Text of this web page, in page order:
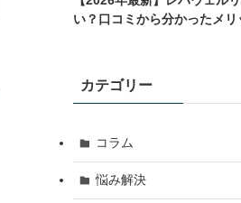
い？口コミから分かったメ
カテゴリー
コラム
悩み解決